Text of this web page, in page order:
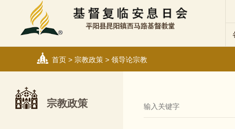
首页> 宗教政策> 领导论宗教
宗教政策